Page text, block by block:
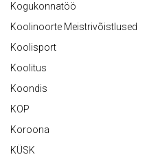
Kogukonnatöö
Koolinoorte Meistrivõistlused
Koolisport
Koolitus
Koondis
KOP
Koroona
KÜSK